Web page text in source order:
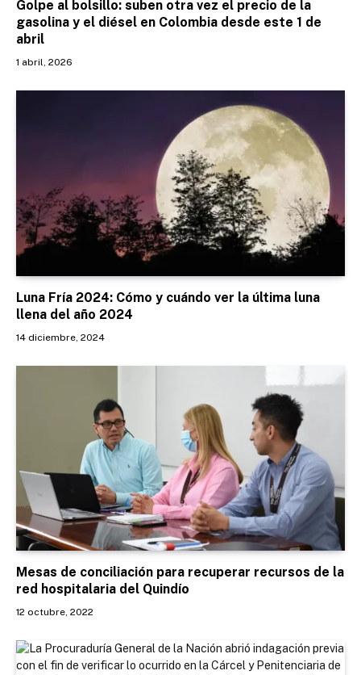
Golpe al bolsillo: suben otra vez el precio de la
gasolina y el diésel en Colombia desde este 1 de
abril
1 abril, 2026
Luna Fría 2024: Cómo y cuándo ver la última luna
llena del año 2024
14 diciembre, 2024
Mesas de conciliación para recuperar recursos de la
red hospitalaria del Quindío
12 octubre, 2022